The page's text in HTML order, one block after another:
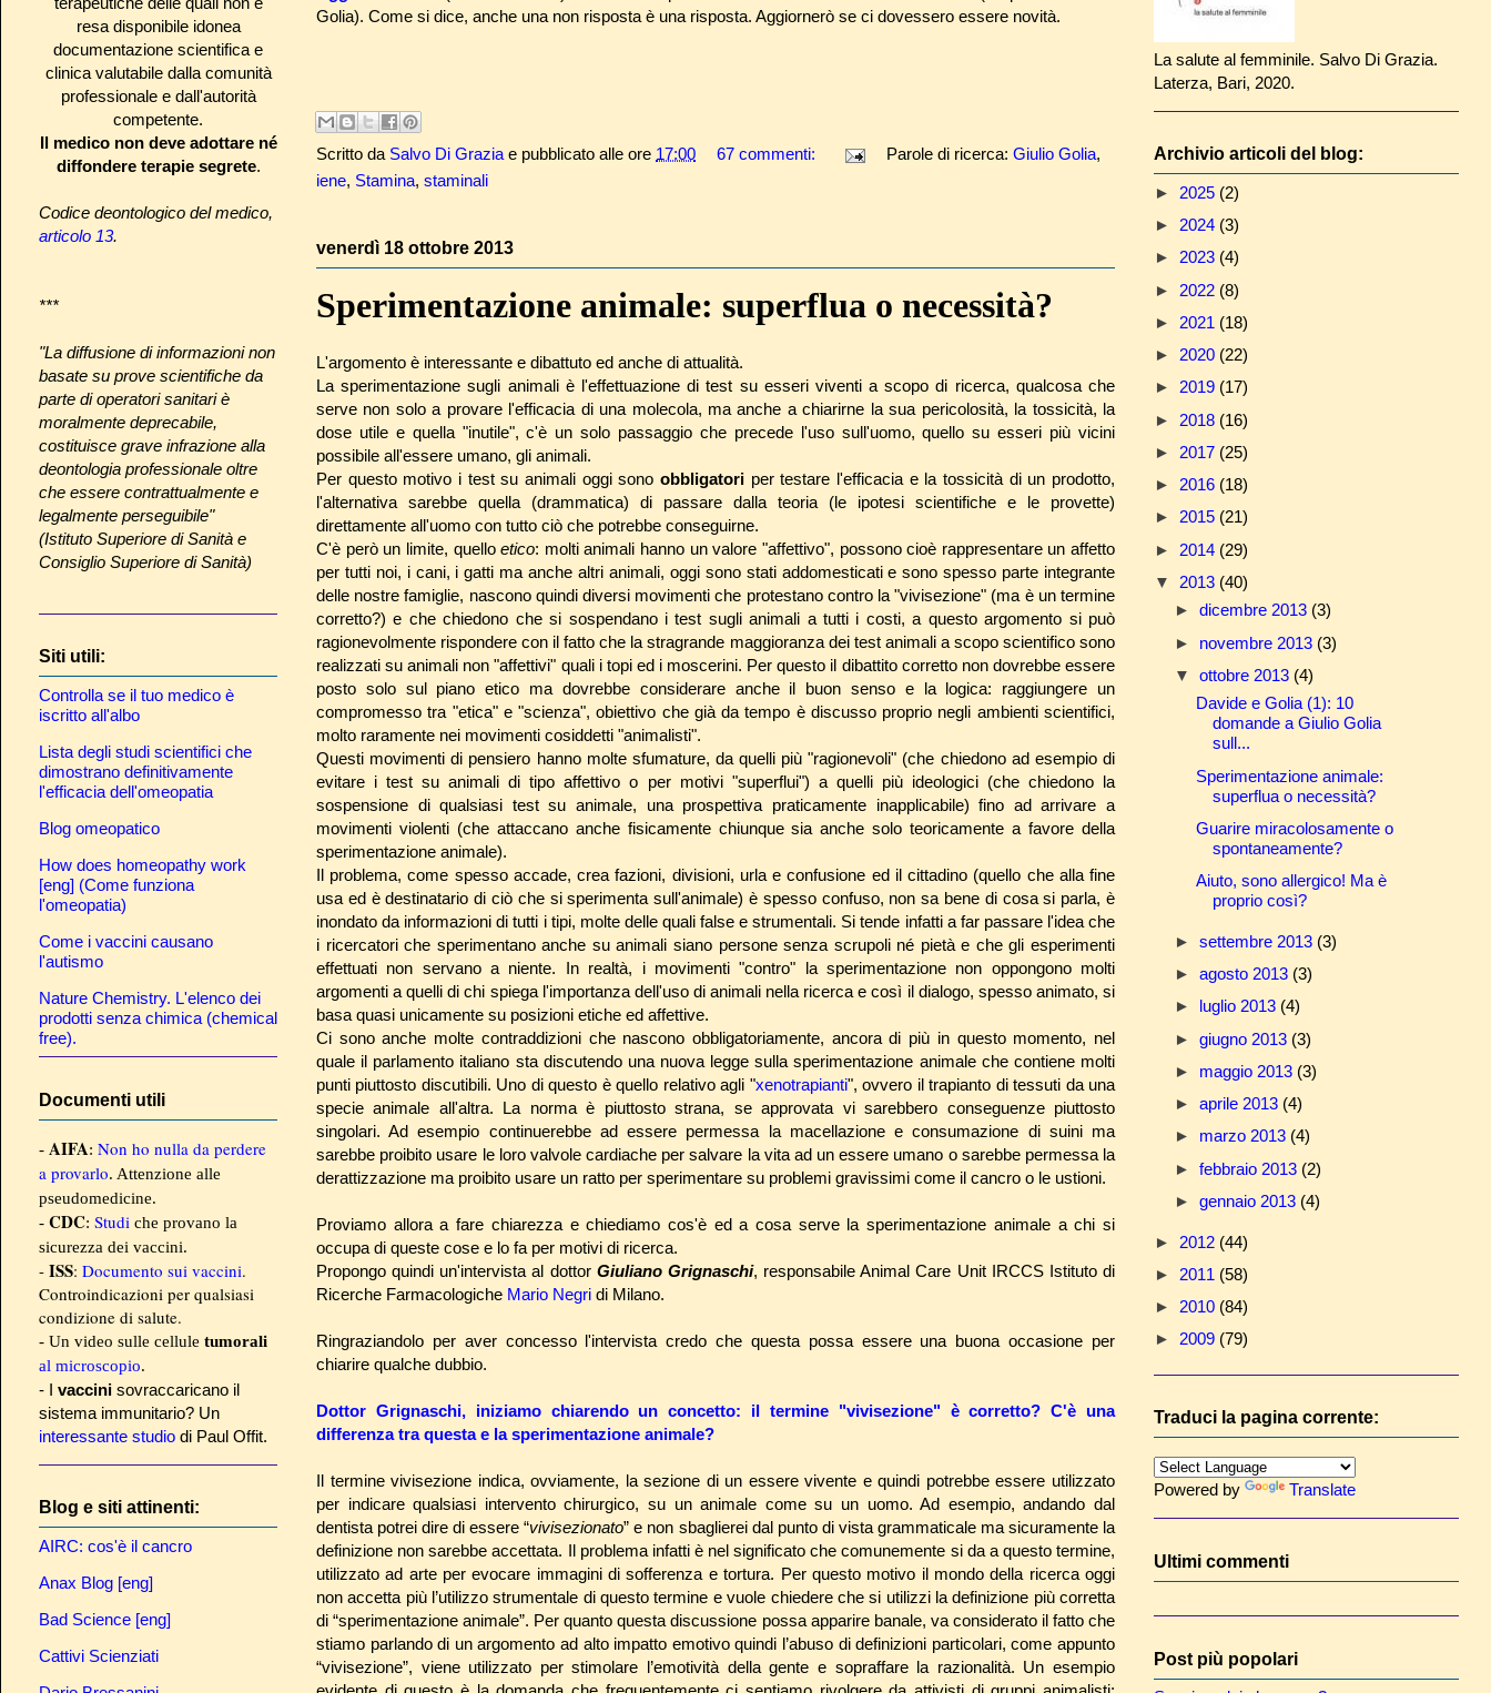
Golia). Come si dice, anche una non risposta è una risposta. Aggiornerò se ci dovessero essere novità.
Scritto da Salvo Di Grazia e pubblicato alle ore 17:00 67 commenti: Parole di ricerca: Giulio Golia,
iene, Stamina, staminali
venerdì 18 ottobre 2013
Sperimentazione animale: superflua o necessità?
L'argomento è interessante e dibattuto ed anche di attualità.
La sperimentazione sugli animali è l'effettuazione di test su esseri viventi a scopo di ricerca, qualcosa che
serve non solo a provare l'efficacia di una molecola, ma anche a chiarirne la sua pericolosità, la tossicità, la
dose utile e quella "inutile", c'è un solo passaggio che precede l'uso sull'uomo, quello su esseri più vicini
possibile all'essere umano, gli animali.
Per questo motivo i test su animali oggi sono obbligatori per testare l'efficacia e la tossicità di un prodotto,
l'alternativa sarebbe quella (drammatica) di passare dalla teoria (le ipotesi scientifiche e le provette)
direttamente all'uomo con tutto ciò che potrebbe conseguirne.
C'è però un limite, quelloetico: molti animali hanno un valore "affettivo", possono cioè rappresentare un affetto
per tutti noi, i cani, i gatti ma anche altri animali, oggi sono stati addomesticati e sono spesso parte integrante
delle nostre famiglie, nascono quindi diversi movimenti che protestano contro la "vivisezione" (ma è un termine
corretto?) e che chiedono che si sospendano i test sugli animali a tutti i costi, a questo argomento si può
ragionevolmente rispondere con il fatto che la stragrande maggioranza dei test animali a scopo scientifico sono
realizzati su animali non "affettivi" quali i topi ed i moscerini. Per questo il dibattito corretto non dovrebbe essere
posto solo sul piano etico ma dovrebbe considerare anche il buon senso e la logica: raggiungere un
compromesso tra "etica" e "scienza", obiettivo che già da tempo è discusso proprio negli ambienti scientifici,
molto raramente nei movimenti cosiddetti "animalisti".
Questi movimenti di pensiero hanno molte sfumature, da quelli più "ragionevoli" (che chiedono ad esempio di
evitare i test su animali di tipo affettivo o per motivi "superflui") a quelli più ideologici (che chiedono la
sospensione di qualsiasi test su animale, una prospettiva praticamente inapplicabile) fino ad arrivare a
movimenti violenti (che attaccano anche fisicamente chiunque sia anche solo teoricamente a favore della
sperimentazione animale).
Il problema, come spesso accade, crea fazioni, divisioni, urla e confusione ed il cittadino (quello che alla fine
usa ed è destinatario di ciò che si sperimenta sull'animale) è spesso confuso, non sa bene di cosa si parla, è
inondato da informazioni di tutti i tipi, molte delle quali false e strumentali. Si tende infatti a far passare l'idea che
i ricercatori che sperimentano anche su animali siano persone senza scrupoli né pietà e che gli esperimenti
effettuati non servano a niente. In realtà, i movimenti "contro" la sperimentazione non oppongono molti
argomenti a quelli di chi spiega l'importanza dell'uso di animali nella ricerca e così il dialogo, spesso animato, si
basa quasi unicamente su posizioni etiche ed affettive.
Ci sono anche molte contraddizioni che nascono obbligatoriamente, ancora di più in questo momento, nel
quale il parlamento italiano sta discutendo una nuova legge sulla sperimentazione animale che contiene molti
punti piuttosto discutibili. Uno di questo è quello relativo agli "xenotrapianti", ovvero il trapianto di tessuti da una
specie animale all'altra. La norma è piuttosto strana, se approvata vi sarebbero conseguenze piuttosto
singolari. Ad esempio continuerebbe ad essere permessa la macellazione e consumazione di suini ma
sarebbe proibito usare le loro valvole cardiache per salvare la vita ad un essere umano o sarebbe permessa la
derattizzazione ma proibito usare un ratto per sperimentare su problemi gravissimi come il cancro o le ustioni.
Proviamo allora a fare chiarezza e chiediamo cos'è ed a cosa serve la sperimentazione animale a chi si
occupa di queste cose e lo fa per motivi di ricerca.
Propongo quindi un'intervista al dottor Giuliano Grignaschi, responsabile Animal Care Unit IRCCS Istituto di
Ricerche Farmacologiche Mario Negri di Milano.
Ringraziandolo per aver concesso l'intervista credo che questa possa essere una buona occasione per
chiarire qualche dubbio.
Dottor Grignaschi, iniziamo chiarendo un concetto: il termine "vivisezione" è corretto? C'è una
differenza tra questa e la sperimentazione animale?
Il termine vivisezione indica, ovviamente, la sezione di un essere vivente e quindi potrebbe essere utilizzato
per indicare qualsiasi intervento chirurgico, su un animale come su un uomo. Ad esempio, andando dal
dentista potrei dire di essere “vivisezionato” e non sbaglierei dal punto di vista grammaticale ma sicuramente la
definizione non sarebbe accettata. Il problema infatti è nel significato che comunemente si da a questo termine,
utilizzato ad arte per evocare immagini di sofferenza e tortura. Per questo motivo il mondo della ricerca oggi
non accetta più l’utilizzo strumentale di questo termine e vuole chiedere che si utilizzi la definizione più corretta
di “sperimentazione animale”. Per quanto questa discussione possa apparire banale, va considerato il fatto che
stiamo parlando di un argomento ad alto impatto emotivo quindi l’abuso di definizioni particolari, come appunto
“vivisezione”, viene utilizzato per stimolare l’emotività della gente e sopraffare la razionalità. Un esempio
resa disponibile idonea
documentazione scientifica e
clinica valutabile dalla comunità
professionale e dall'autorità
competente.
Il medico non deve adottare né
diffondere terapie segrete.
Codice deontologico del medico,
articolo 13.
***
"La diffusione di informazioni non
basate su prove scientifiche da
parte di operatori sanitari è
moralmente deprecabile,
costituisce grave infrazione alla
deontologia professionale oltre
che essere contrattualmente e
legalmente perseguibile"
(Istituto Superiore di Sanità e
Consiglio Superiore di Sanità)
Siti utili:
Controlla se il tuo medico è
iscritto all'albo
Lista degli studi scientifici che
dimostrano definitivamente
l'efficacia dell'omeopatia
Blog omeopatico
How does homeopathy work
[eng] (Come funziona
l'omeopatia)
Come i vaccini causano
l'autismo
Nature Chemistry. L'elenco dei
prodotti senza chimica (chemical
free).
Documenti utili
- AIFA: Non ho nulla da perdere
a provarlo. Attenzione alle
pseudomedicine.
- CDC: Studi che provano la
sicurezza dei vaccini.
- ISS: Documento sui vaccini.
Controindicazioni per qualsiasi
condizione di salute.
- Un video sulle cellule tumorali
al microscopio.
- I vaccini sovraccaricano il
sistema immunitario? Un
interessante studio di Paul Offit.
Blog e siti attinenti:
AIRC: cos'è il cancro
Anax Blog [eng]
Bad Science [eng]
Cattivi Scienziati
La salute al femminile. Salvo Di Grazia.
Laterza, Bari, 2020.
Archivio articoli del blog:
► 2025 (2)
► 2024 (3)
► 2023 (4)
► 2022 (8)
► 2021 (18)
► 2020 (22)
► 2019 (17)
► 2018 (16)
► 2017 (25)
► 2016 (18)
► 2015 (21)
► 2014 (29)
▼ 2013 (40)
► dicembre 2013 (3)
► novembre 2013 (3)
▼ ottobre 2013 (4)
Davide e Golia (1): 10
domande a Giulio Golia
sull...
Sperimentazione animale:
superflua o necessità?
Guarire miracolosamente o
spontaneamente?
Aiuto, sono allergico! Ma è
proprio così?
► settembre 2013 (3)
► agosto 2013 (3)
► luglio 2013 (4)
► giugno 2013 (3)
► maggio 2013 (3)
► aprile 2013 (4)
► marzo 2013 (4)
► febbraio 2013 (2)
► gennaio 2013 (4)
► 2012 (44)
► 2011 (58)
► 2010 (84)
► 2009 (79)
Traduci la pagina corrente:
Powered by Translate
Ultimi commenti
Post più popolari